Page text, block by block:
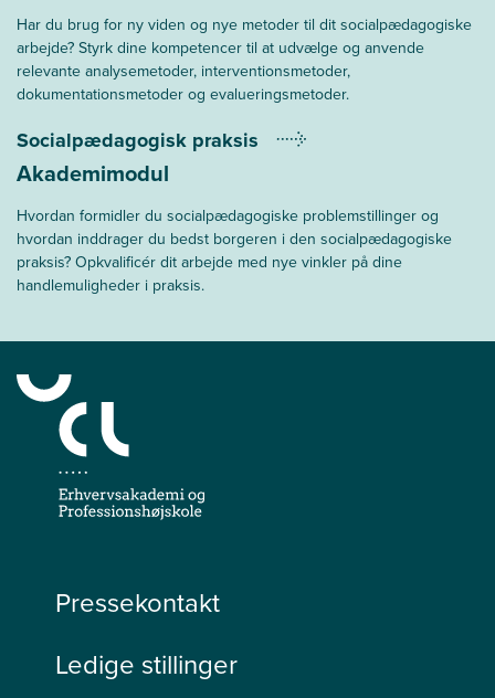
Har du brug for ny viden og nye metoder til dit socialpædagogiske
arbejde? Styrk dine kompetencer til at udvælge og anvende
relevante analysemetoder, interventionsmetoder,
dokumentationsmetoder og evalueringsmetoder.
Socialpædagogisk praksis
Akademimodul
Hvordan formidler du socialpædagogiske problemstillinger og
hvordan inddrager du bedst borgeren i den socialpædagogiske
praksis? Opkvalificér dit arbejde med nye vinkler på dine
handlemuligheder i praksis.
Pressekontakt
Ledige stillinger